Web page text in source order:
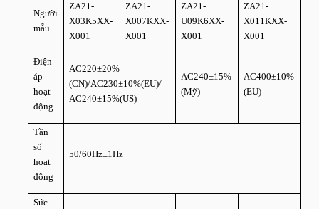
Người
mẫu
ZA21-
X03K5XX-
X001
ZA21-
X007KXX-
X001
ZA21-
U09K6XX-
X001
ZA21-
X011KXX-
X001
Điện
áp
hoạt
động
AC220±20%
(CN)/AC230±10%(EU)/
AC240±15%(US)
AC240±15%
(Mỹ)
AC400±10%
(EU)
Tần
số
hoạt
động
50/60Hz±1Hz
Sức